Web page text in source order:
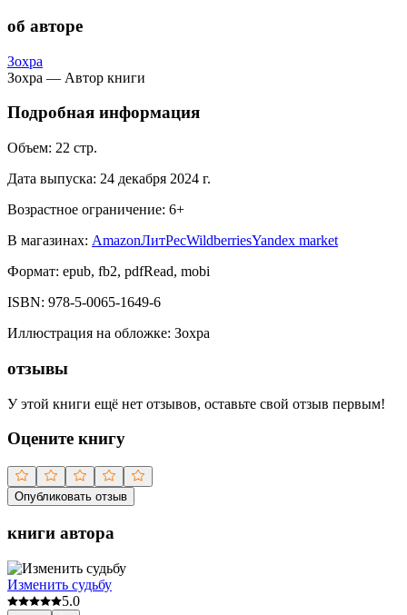
об авторе
Зохра
Зохра — Автор книги
Подробная информация
Объем: 22 стр.
Дата выпуска: 24 декабря 2024 г.
Возрастное ограничение: 6+
В магазинах: AmazonЛитРесWildberriesYandex market
Формат: epub, fb2, pdfRead, mobi
ISBN: 978-5-0065-1649-6
Иллюстрация на обложке: Зохра
отзывы
У этой книги ещё нет отзывов, оставьте свой отзыв первым!
Оцените книгу
Опубликовать отзыв
книги автора
Изменить судьбу
5.0